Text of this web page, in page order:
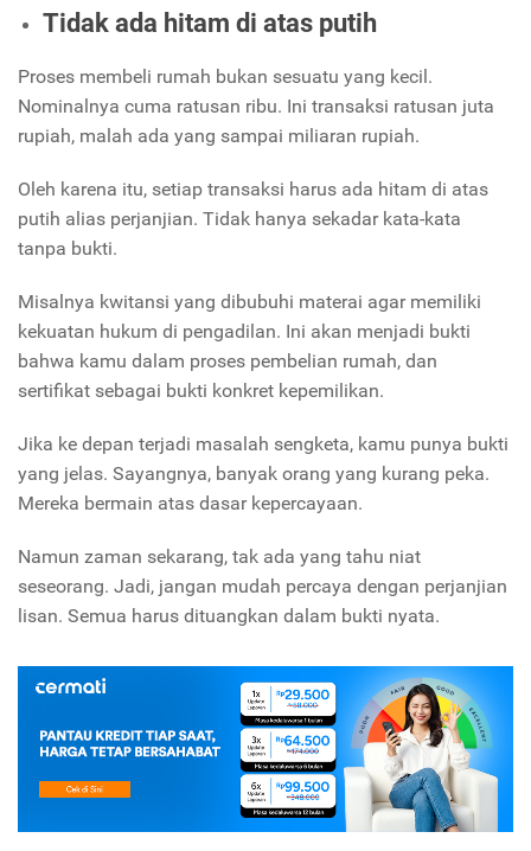
Tidak ada hitam di atas putih
Proses membeli rumah bukan sesuatu yang kecil.
Nominalnya cuma ratusan ribu. Ini transaksi ratusan juta
rupiah, malah ada yang sampai miliaran rupiah.
Oleh karena itu, setiap transaksi harus ada hitam di atas
putih alias perjanjian. Tidak hanya sekadar kata-kata
tanpa bukti.
Misalnya kwitansi yang dibubuhi materai agar memiliki
kekuatan hukum di pengadilan. Ini akan menjadi bukti
bahwa kamu dalam proses pembelian rumah, dan
sertifikat sebagai bukti konkret kepemilikan.
Jika ke depan terjadi masalah sengketa, kamu punya bukti
yang jelas. Sayangnya, banyak orang yang kurang peka.
Mereka bermain atas dasar kepercayaan.
Namun zaman sekarang, tak ada yang tahu niat
seseorang. Jadi, jangan mudah percaya dengan perjanjian
lisan. Semua harus dituangkan dalam bukti nyata.